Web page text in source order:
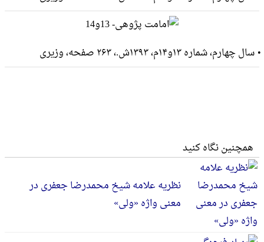
سال چهارم، شماره ۱۳و۱۴م، ۱۳۹۳ش.، ۲۶۳ صفحه، وزيرى
همچنین نگاه کنید
نظریه علامه شیخ محمدرضا جعفری در
معنی واژه «ولی»